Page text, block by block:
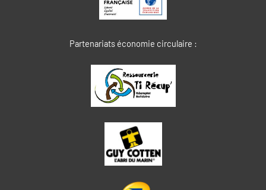
Partenariats économie circulaire :